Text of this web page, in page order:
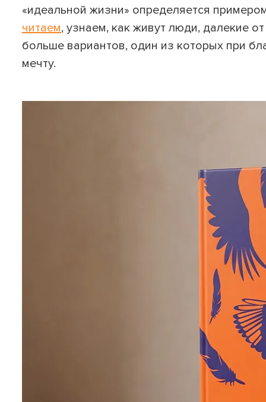
«идеальной жизни» определяется
читаем, узнаем, как живут люди, далекие
больше вариантов, один из которых при
мечту.
Имя